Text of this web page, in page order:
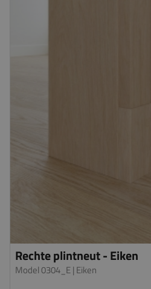
Rechte plintneut - Eiken
Model 0304_E| Eiken